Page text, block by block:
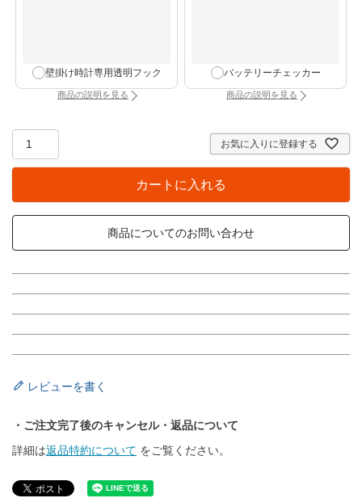
壁掛け時計専用透明フック
商品の説明を見る：壁掛け時計専用透明フック（別タブで開きます）
バッテリーチェッカー
商品の説明を見る：バッテリーチェッカ
お気に入りに登録する
カートに入れる
商品についてのお問い合わせ
レビューを書く
・ご注文完了後のキャンセル・返品について
詳細は返品特約について をご覧ください。